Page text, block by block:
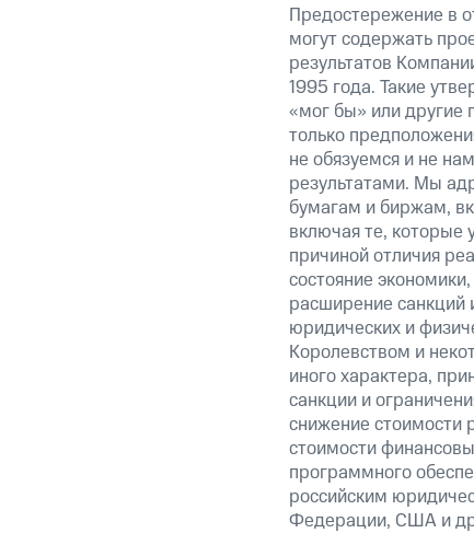
Предостережение в
могут содержать
результатов
1995 года. Такие
«мог бы» или другие
только
не обязуемся и не
результатами. Мы
бумагам и биржам,
включая те,
причиной отличия
состояние
расширение санкций
юридических и
Королевством и
иного характера,
санкции и
снижение стоимости
стоимости
программного
российским
Федерации, США и